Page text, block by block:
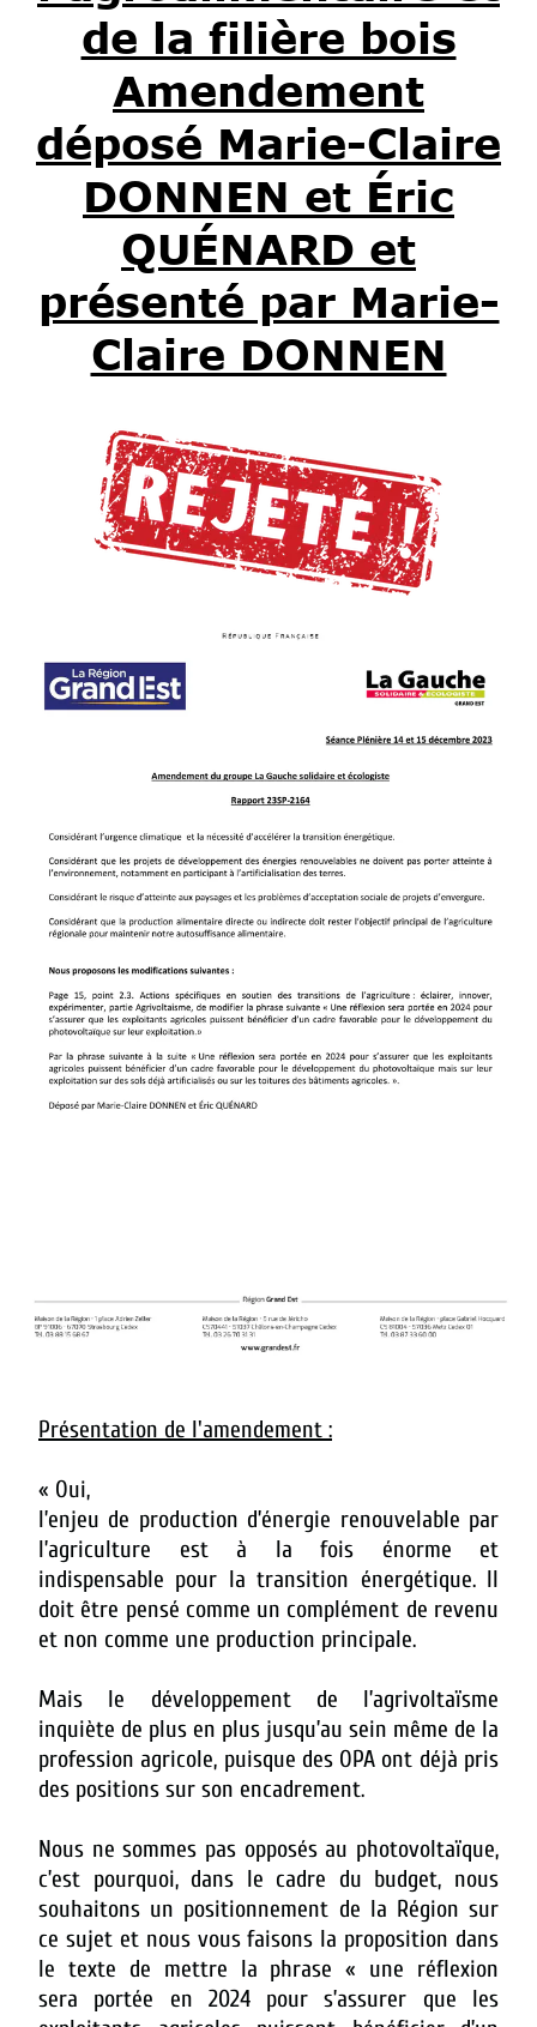
de la filière bois
Amendement
déposé Marie-Claire
DONNEN et Éric
QUÉNARD et
présenté par Marie-
Claire DONNEN
Présentation de l'amendement :
« Oui,
l’enjeu de production d’énergie renouvelable par
l’agriculture est à la fois énorme et
indispensable pour la transition énergétique. Il
doit être pensé comme un complément de revenu
et non comme une production principale.
Mais le développement de l’agrivoltaïsme
inquiète de plus en plus jusqu’au sein même de la
profession agricole, puisque des OPA ont déjà pris
des positions sur son encadrement.
Nous ne sommes pas opposés au photovoltaïque,
c’est pourquoi, dans le cadre du budget, nous
souhaitons un positionnement de la Région sur
ce sujet et nous vous faisons la proposition dans
le texte de mettre la phrase « une réflexion
sera portée en 2024 pour s’assurer que les